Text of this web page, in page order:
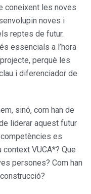
coneixent les noves
noves i
reptes de futur.
essencials a l’hora
projecte, perquè les
i diferenciador de
sinó, com han de
liderar aquest futur
es
VUCA*? Que
persones? Com han